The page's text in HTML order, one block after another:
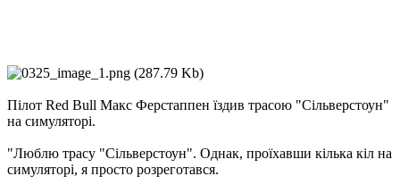
Пілот Red Bull Макс Ферстаппен їздив трасою "Сільверстоун"
на симуляторі.
"Люблю трасу "Сільверстоун". Однак, проїхавши кілька кіл на
симуляторі, я просто розреготався.